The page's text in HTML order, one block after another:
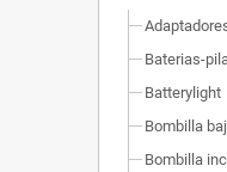
Baterias-
Batterylight
Bombilla
Bombilla